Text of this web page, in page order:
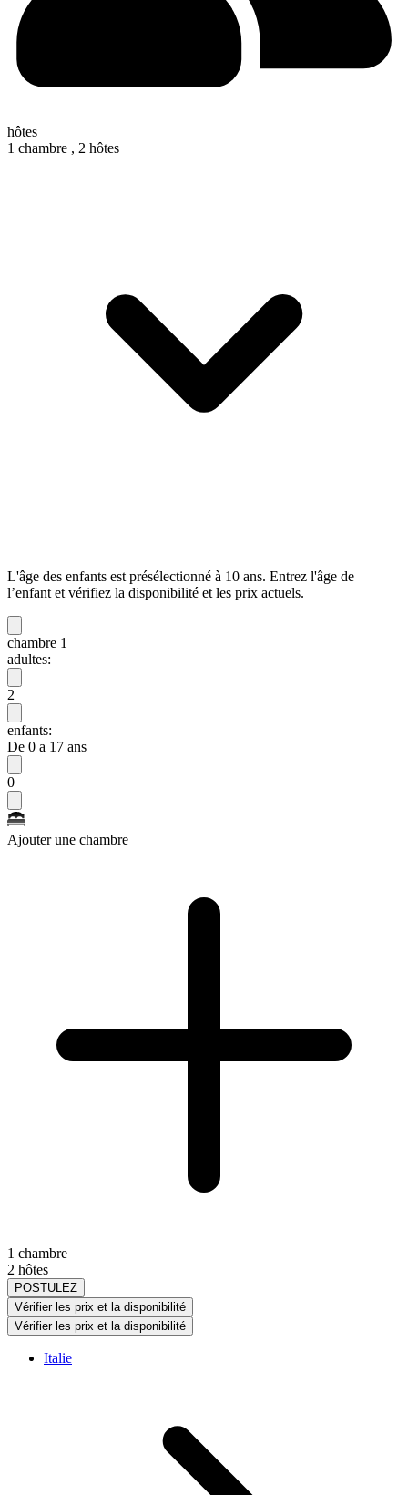
hôtes
1 chambre , 2 hôtes
L'âge des enfants est présélectionné à 10 ans. Entrez l'âge de
l’enfant et vérifiez la disponibilité et les prix actuels.
chambre 1
adultes:
2
enfants:
De 0 a 17 ans
0
Ajouter une chambre
1 chambre
2 hôtes
POSTULEZ
Vérifier les prix et la disponibilité
Vérifier les prix et la disponibilité
Italie